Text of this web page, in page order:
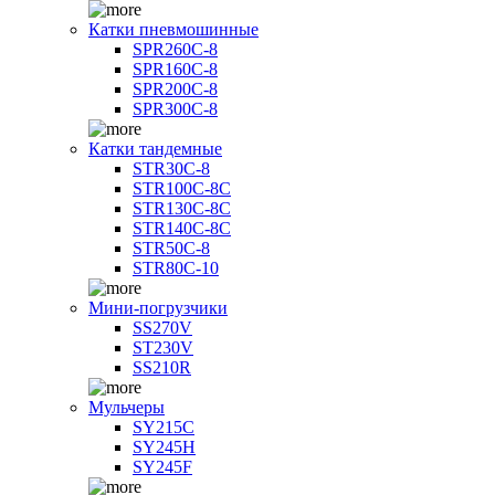
Катки пневмошинные
SPR260C-8
SPR160C-8
SPR200C-8
SPR300C-8
Катки тандемные
STR30C-8
STR100C-8С
STR130C-8С
STR140C-8С
STR50C-8
STR80C-10
Мини-погрузчики
SS270V
ST230V
SS210R
Мульчеры
SY215C
SY245H
SY245F